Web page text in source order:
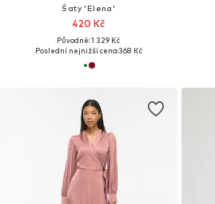
Šaty 'Elena'
420 Kč
Původně: 1 329 Kč
Poslední nejnižší cena:368 Kč